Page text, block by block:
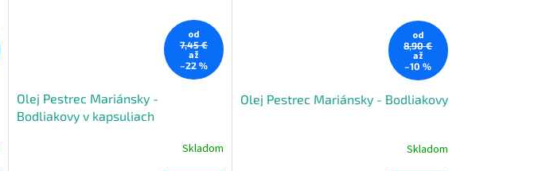
od
7,45 €
až
–22 %
Olej Pestrec Mariánsky -
Bodliakovy v kapsuliach
Skladom
od
8,90 €
až
–10 %
Olej Pestrec Mariánsky - Bodliakovy
Skladom